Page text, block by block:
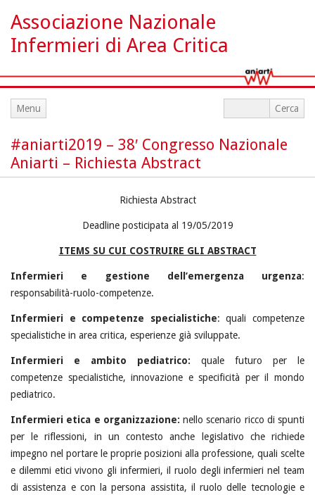
Associazione Nazionale
Infermieri di Area Critica
Menu
#aniarti2019 – 38′ Congresso Nazionale
Aniarti – Richiesta Abstract
Richiesta Abstract
Deadline posticipata al 19/05/2019
ITEMS SU CUI COSTRUIRE GLI ABSTRACT
Infermieri e gestione dell’emergenza urgenza:
responsabilità-ruolo-competenze.
Infermieri e competenze specialistiche: quali competenze
specialistiche in area critica, esperienze già sviluppate.
Infermieri e ambito pediatrico:
quale futuro per le
competenze specialistiche, innovazione e specificità per il mondo
pediatrico.
Infermieri etica e organizzazione: nello scenario ricco di spunti
per le riflessioni, in un contesto anche legislativo che richiede
impegno nel portare le proprie posizioni alla professione, quali scelte
e dilemmi etici vivono gli infermieri, il ruolo degli infermieri nel team
di assistenza e con la persona assistita, il ruolo delle tecnologie e